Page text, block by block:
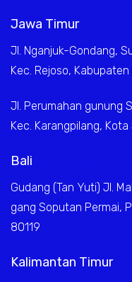
Jawa Timur
Jl. Nganjuk-Gondang,
Kec. Rejoso,
Jl. Perumahan gunung
Kec. Karangpilang,
Bali
Gudang (Tan Yuti) Jl.
gang Soputan Permai,
80119
Kalimantan Timur